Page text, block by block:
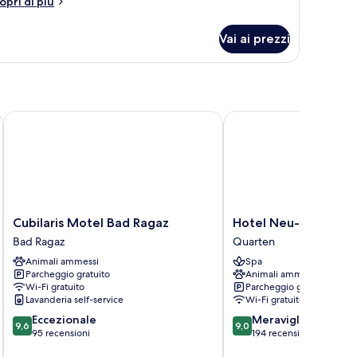
Vai ai prezzi
Cubilaris
Motel
Bad
Ragaz
Bad
Ragaz
Cubilaris Motel Bad Ragaz
Bad Ragaz
Animali ammessi
Parcheggio gratuito
Wi-Fi gratuito
Lavanderia self-service
9.6
su
9,6 Eccezionale
95 recensioni
Cubilaris Motel Bad Ragaz
Hotel
Neu-
Schönstatt
Quarten
Hotel Neu-
Quarten
Spa
Animali ammessi
Parcheggio gratuito
Wi-Fi gratuito
9.0
su
9,0 Meraviglioso
194 recensioni
Hotel Neu-Schönstatt